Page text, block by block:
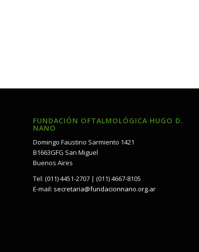
FUNDACIÓN OFTALMOLÓGICA HUGO D.
NANO
Domingo Faustino Sarmiento 1421
B1663GFG San Miguel
Buenos Aires
Tel: (011) 4451-2707 | (011) 4667-8105
E-mail: secretaria@fundacionnano.org.ar